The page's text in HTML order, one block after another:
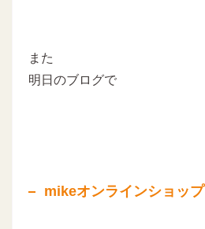
また
明日のブログで
mikeオンラインショップ